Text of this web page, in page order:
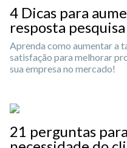
4 Dicas para
resposta
Aprenda como aumentar a
satisfação para melhorar
sua empresa no mercado!
21 perguntas